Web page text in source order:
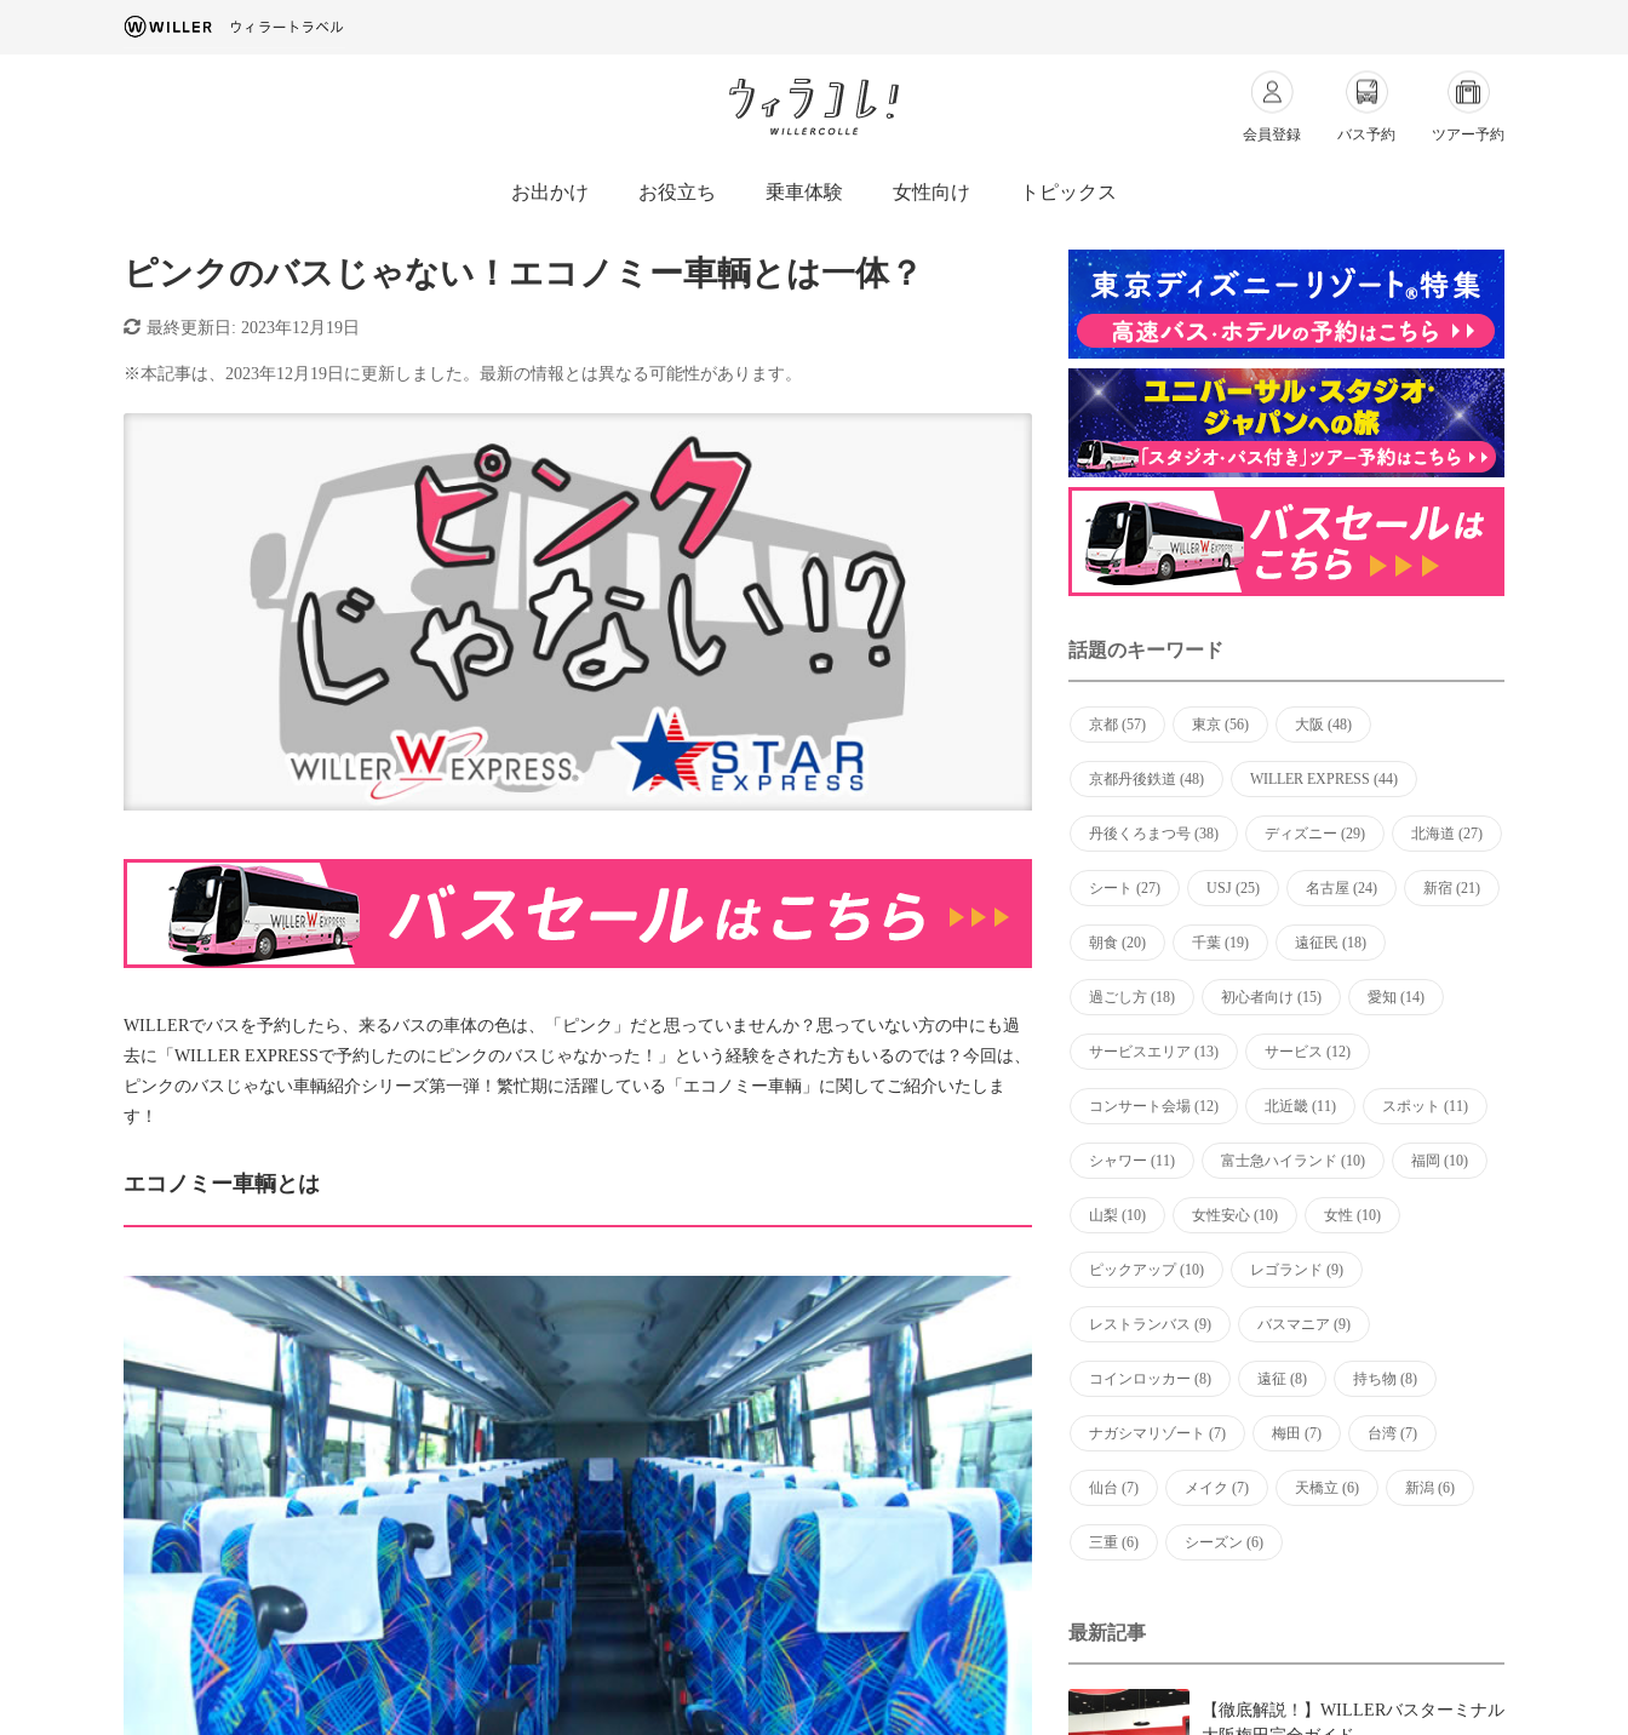
会員登録 バス予約 ツアー予約
お出かけ お役立ち 乗車体験 女性向け トピックス
ピンクのバスじゃない！エコノミー車輌とは一体？
最終更新日: 2023年12月19日
※本記事は、2023年12月19日に更新しました。最新の情報とは異なる可能性があります。
WILLERでバスを予約したら、来るバスの車体の色は、「ピンク」だと思っていませんか？思っていない方の中にも過
去に「WILLER EXPRESSで予約したのにピンクのバスじゃなかった！」という経験をされた方もいるのでは？今回は、
ピンクのバスじゃない車輌紹介シリーズ第一弾！繁忙期に活躍している「エコノミー車輌」に関してご紹介いたしま
す！
エコノミー車輌とは
話題のキーワード
京都 (57) 東京 (56) 大阪 (48)
京都丹後鉄道 (48) WILLER EXPRESS (44)
丹後くろまつ号 (38) ディズニー (29) 北海道 (27)
シート (27) USJ (25) 名古屋 (24) 新宿 (21)
朝食 (20) 千葉 (19) 遠征民 (18)
過ごし方 (18) 初心者向け (15) 愛知 (14)
サービスエリア (13) サービス (12)
コンサート会場 (12) 北近畿 (11) スポット (11)
シャワー (11) 富士急ハイランド (10) 福岡 (10)
山梨 (10) 女性安心 (10) 女性 (10)
ピックアップ(10) レゴランド (9)
レストランバス (9) バスマニア (9)
コインロッカー (8) 遠征 (8) 持ち物 (8)
ナガシマリゾート (7) 梅田 (7) 台湾 (7)
仙台 (7) メイク (7) 天橋立 (6) 新潟 (6)
三重 (6) シーズン (6)
最新記事
【徹底解説！】WILLERバスターミナル